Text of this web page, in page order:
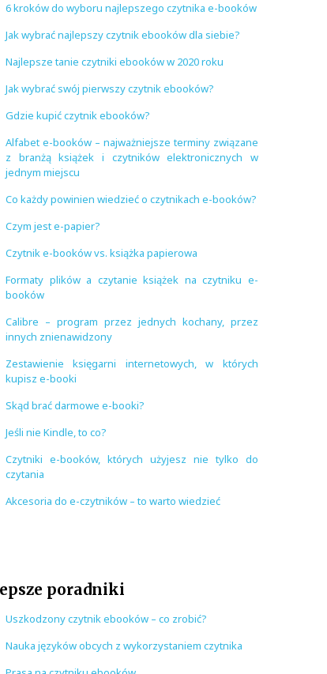
6 kroków do wyboru najlepszego czytnika e-booków
Jak wybrać najlepszy czytnik ebooków dla siebie?
Najlepsze tanie czytniki ebooków w 2020 roku
Jak wybrać swój pierwszy czytnik ebooków?
Gdzie kupić czytnik ebooków?
Alfabet e-booków – najważniejsze terminy związane
z branżą książek i czytników elektronicznych w
jednym miejscu
Co każdy powinien wiedzieć o czytnikach e-booków?
Czym jest e-papier?
Czytnik e-booków vs. książka papierowa
Formaty plików a czytanie książek na czytniku e-
booków
Calibre – program przez jednych kochany, przez
innych znienawidzony
Zestawienie księgarni internetowych, w których
kupisz e-booki
Skąd brać darmowe e-booki?
Jeśli nie Kindle, to co?
Czytniki e-booków, których użyjesz nie tylko do
czytania
Akcesoria do e-czytników – to warto wiedzieć
poradniki
Uszkodzony czytnik ebooków – co zrobić?
Nauka języków obcych z wykorzystaniem czytnika